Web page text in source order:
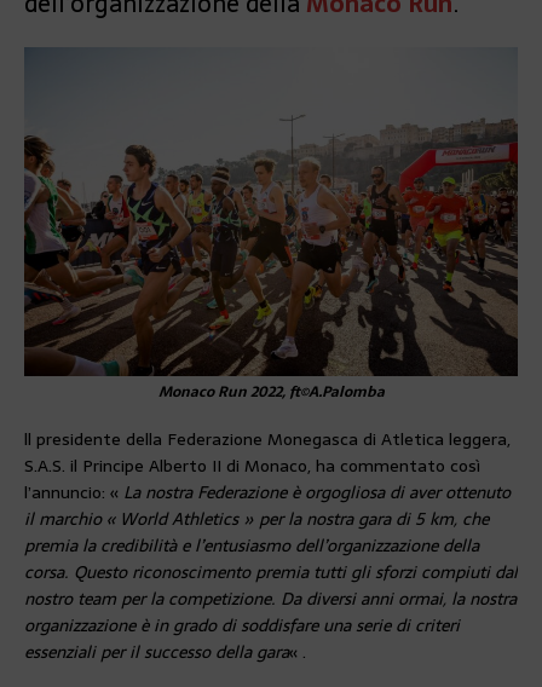
Monaco Run 2022, ft©A.Palomba
ll presidente della Federazione Monegasca di Atletica leggera,
S.A.S. il Principe Alberto II di Monaco, ha commentato così
l’annuncio: « La nostra Federazione è orgogliosa di aver ottenuto
il marchio « World Athletics » per la nostra gara di 5 km, che
premia la credibilità e l’entusiasmo dell’organizzazione della
corsa. Questo riconoscimento premia tutti gli sforzi compiuti dal
nostro team per la competizione. Da diversi anni ormai, la nostra
organizzazione è in grado di soddisfare una serie di criteri
essenziali per il successo della gara« .